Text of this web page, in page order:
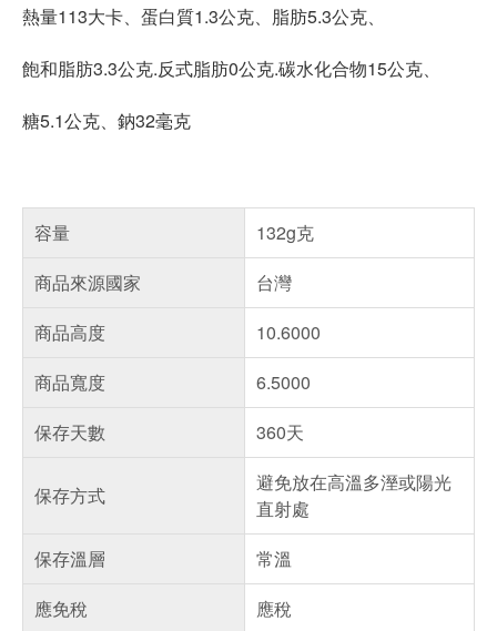
熱量113大卡、蛋白質1.3公克、脂肪5.3公克、
飽和脂肪3.3公克.反式脂肪0公克.碳水化合物15公克、
糖5.1公克、鈉32毫克
容量
132g克
商品來源國家
台灣
商品高度
10.6000
商品寬度
6.5000
保存天數
360天
保存方式
避免放在高溫多溼或陽光
直射處
保存溫層
常溫
應免稅
應稅